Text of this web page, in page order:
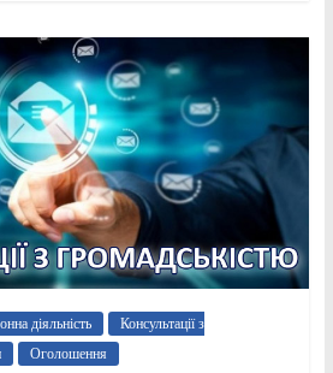
діяльність
Консультації з
Оголошення